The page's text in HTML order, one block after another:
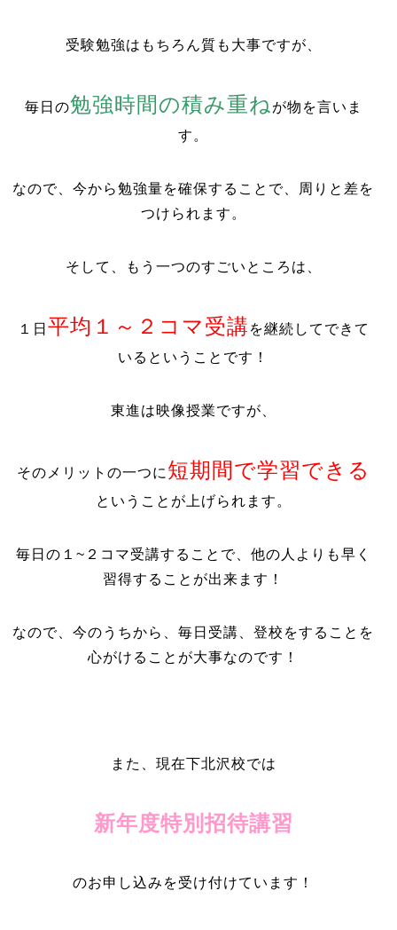
受験勉強はもちろん質も大事ですが、
毎日の勉強時間の積み重ね が物を言いま
す。
なので、今から勉強量を確保することで、周りと差を
つけられます。
そして、もう一つのすごいところは、
１日 平均１～２コマ受講を継続してできて
いるということです！
東進は映像授業ですが、
そのメリットの一つに 短期間で学習できる
ということが上げられます。
毎日の１~２コマ受講することで、他の人よりも早く
習得することが出来ます！
なので、今のうちから、毎日受講、登校をすることを
心がけることが大事なのです！
また、現在下北沢校では
新年度特別招待講習
のお申し込みを受け付けています！